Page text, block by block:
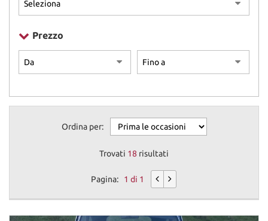
Prezzo
Ordina per:
Trovati 18 risultati
Pagina: 1 di 1